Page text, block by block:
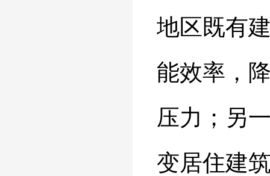
地区既有
能效率，
压力；另
变居住建